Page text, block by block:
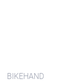
BIKEHAND